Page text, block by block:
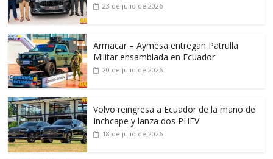
23 de julio de 2026
Armacar – Aymesa entregan Patrulla
Militar ensamblada en Ecuador
20 de julio de 2026
Volvo reingresa a Ecuador de la mano de
Inchcape y lanza dos PHEV
18 de julio de 2026